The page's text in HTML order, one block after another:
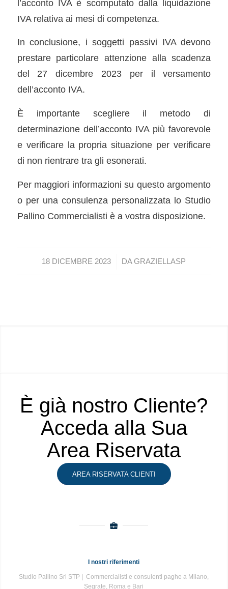
l’acconto IVA è scomputato dalla liquidazione
IVA relativa ai mesi di competenza.
In conclusione, i soggetti passivi IVA devono
prestare particolare attenzione alla scadenza
del 27 dicembre 2023 per il versamento
dell’acconto IVA.
È importante scegliere il metodo di
determinazione dell’acconto IVA più favorevole
e verificare la propria situazione per verificare
di non rientrare tra gli esonerati.
Per maggiori informazioni su questo argomento
o per una consulenza personalizzata lo Studio
Pallino Commercialisti è a vostra disposizione.
18 DICEMBRE 2023
/ DAGRAZIELLASP
È già nostro Cliente?
Acceda alla Sua
Area Riservata
AREA RISERVATA CLIENTI
I nostri riferimenti
Studio Pallino Srl STP | Commercialisti e consulenti paghe a Milano,
Segrate, Roma e Bari